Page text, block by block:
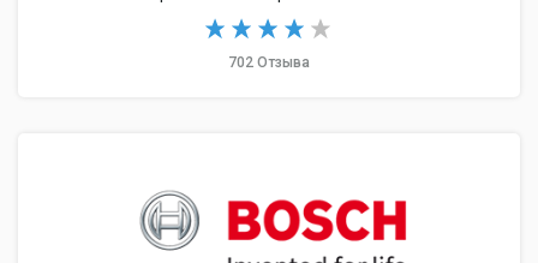
702 Отзыва